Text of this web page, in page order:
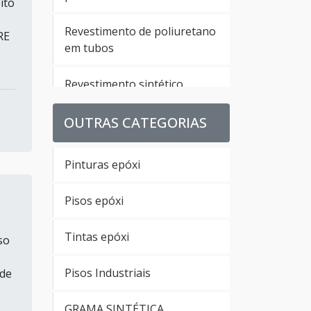
Revestimento de poliuretano
em tubos
Revestimento sintético
poliuretano
poliuretano para pisos
Revestimento uretano
Empresa de revestimento
OUTRAS CATEGORIAS
Pinturas epóxi
Pisos epóxi
Tintas epóxi
Pisos Industriais